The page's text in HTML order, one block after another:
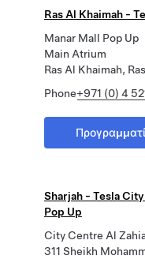
Ras Al Khaimah -
Manar Mall Pop Up
Main Atrium
Ras Al Khaimah,
Phone+971 (0) 4
Sharjah - Tesla
Pop Up
City Centre Al
311 Sheikh